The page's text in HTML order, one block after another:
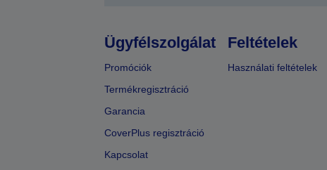
Ügyfélszolgálat
Promóciók
Termékregisztráció
Garancia
CoverPlus regisztráció
Kapcsolat
Feltételek
Használati feltételek